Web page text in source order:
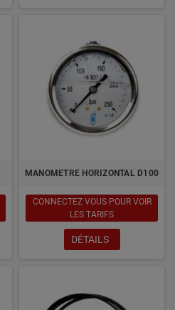
MANOMETRE HORIZONTAL D100
CONNECTEZ VOUS POUR VOIR
LES TARIFS
DÉTAILS